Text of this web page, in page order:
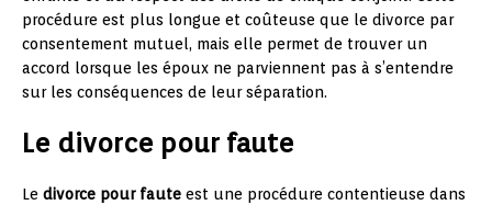
procédure est plus longue et coûteuse que le divorce par
consentement mutuel, mais elle permet de trouver un
accord lorsque les époux ne parviennent pas à s’entendre
sur les conséquences de leur séparation.
Le divorce pour faute
Le divorce pour faute est une procédure contentieuse dans